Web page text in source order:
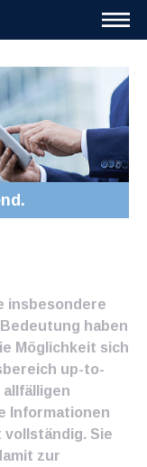
insbesondere
haben
Möglichkeit sich
up-to-
Informationen
vollständig. Sie
zur